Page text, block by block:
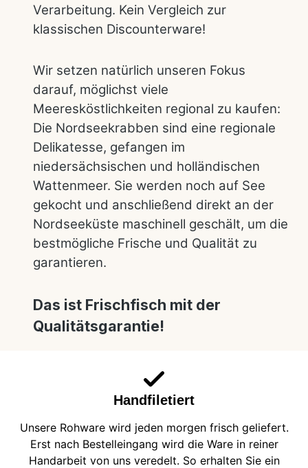
Verarbeitung. Kein Vergleich zur
klassischen Discounterware!
Wir setzen natürlich unseren Fokus
darauf, möglichst viele
Meeresköstlichkeiten regional zu kaufen:
Die Nordseekrabben sind eine regionale
Delikatesse, gefangen im
niedersächsischen und holländischen
Wattenmeer. Sie werden noch auf See
gekocht und anschließend direkt an der
Nordseeküste maschinell geschält, um die
bestmögliche Frische und Qualität zu
garantieren.
Das ist Frischfisch mit der
Qualitätsgarantie!
Handfiletiert
Unsere Rohware wird jeden morgen frisch geliefert.
Erst nach Bestelleingang wird die Ware in reiner
Handarbeit von uns veredelt. So erhalten Sie ein